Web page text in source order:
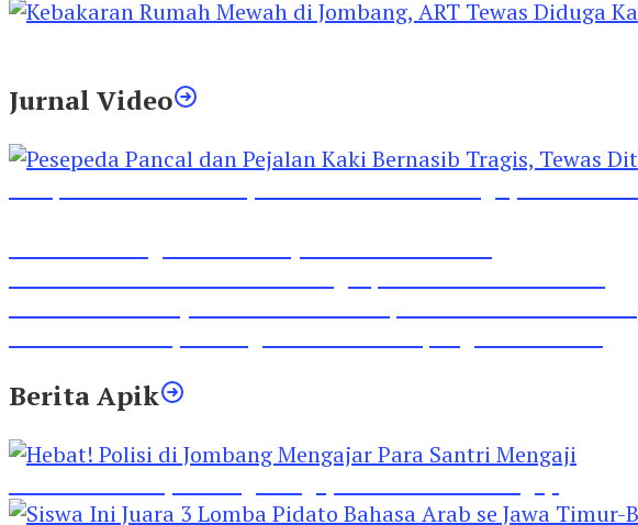
Jurnal Video
Berita Apik